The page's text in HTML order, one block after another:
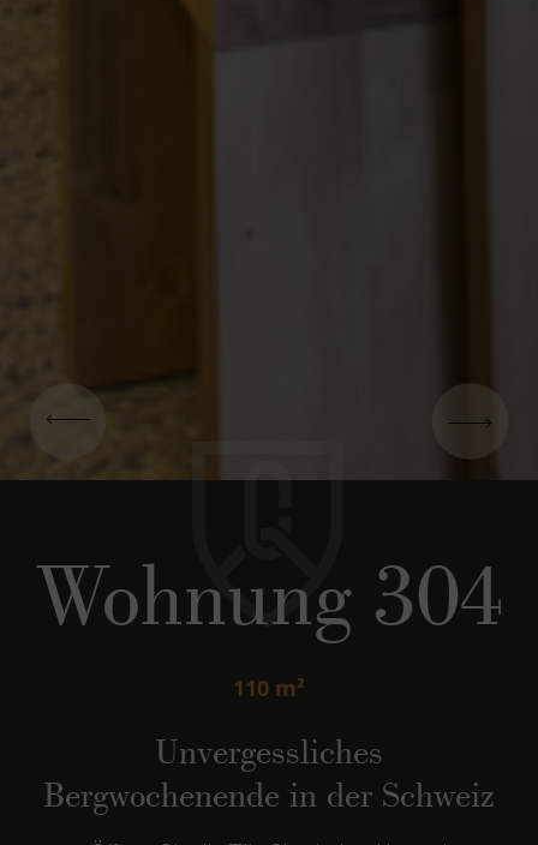
110 m²
Unvergessliches
Öffnen Sie die Tür, Sie sind zu Hause !